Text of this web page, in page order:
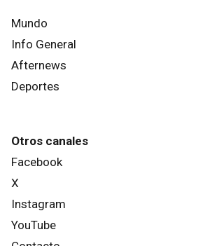
Mundo
Info General
Afternews
Deportes
Otros canales
Facebook
X
Instagram
YouTube